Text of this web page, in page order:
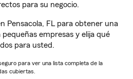
para su negocio.
Pensacola, FL para obtener una
empresas y elija qué
para usted.
para ver una lista completa de la
cubiertas.